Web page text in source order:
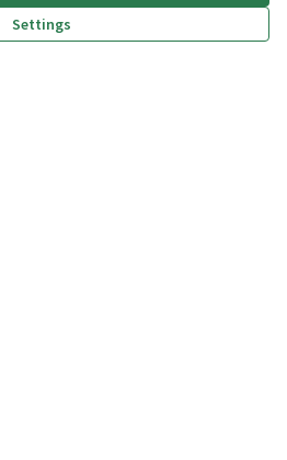
Settings